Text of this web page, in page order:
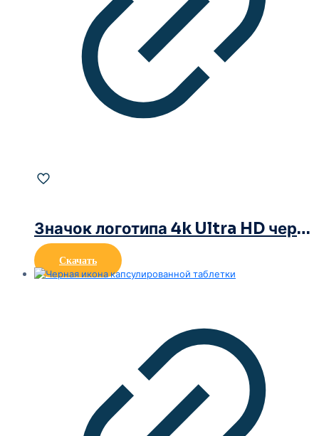
Значок логотипа 4k Ultra HD черный монохромный
Скачать